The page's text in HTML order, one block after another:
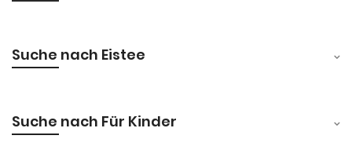
Suche nach Eistee
Suche nach Für Kinder